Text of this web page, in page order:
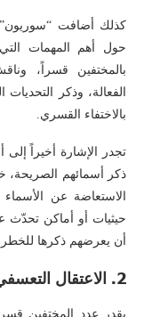
كذلك أضافت “سوريون”
حول أهم المهمات
بالمختفين قسراً،
الفعالة، وذكر
بالاختفاء القسري.
تجدر الإشارة أخيراً
ذكر أسمائهم
الاستعاضة عن
حيثيات أو أماكن تحدّث
أن يعرضهم ذكرها
2. الاعتقال
يقدر عدد المختفين